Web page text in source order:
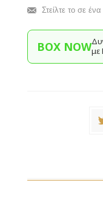
Στείλτε το σε
BOX NOWμε